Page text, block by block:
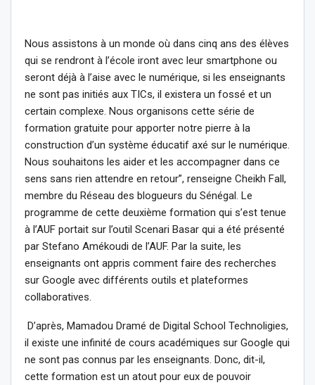
Nous assistons à un monde où dans cinq ans des élèves
qui se rendront à l’école iront avec leur smartphone ou
seront déjà à l’aise avec le numérique, si les enseignants
ne sont pas initiés aux TICs, il existera un fossé et un
certain complexe. Nous organisons cette série de
formation gratuite pour apporter notre pierre à la
construction d’un système éducatif axé sur le numérique.
Nous souhaitons les aider et les accompagner dans ce
sens sans rien attendre en retour”, renseigne Cheikh Fall,
membre du Réseau des blogueurs du Sénégal. Le
programme de cette deuxième formation qui s’est tenue
à l’AUF portait sur l’outil Scenari Basar qui a été présenté
par Stefano Amékoudi de l’AUF. Par la suite, les
enseignants ont appris comment faire des recherches
sur Google avec différents outils et plateformes
collaboratives.
D’après, Mamadou Dramé de Digital School Technoligies,
il existe une infinité de cours académiques sur Google qui
ne sont pas connus par les enseignants. Donc, dit-il,
cette formation est un atout pour eux de pouvoir